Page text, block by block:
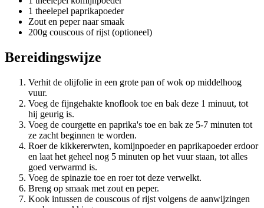
1 theelepel paprikapoeder
Zout en peper naar smaak
200g couscous of rijst (optioneel)
Bereidingswijze
Verhit de olijfolie in een grote pan of wok op middelhoog
vuur.
Voeg de fijngehakte knoflook toe en bak deze 1 minuut, tot
hij geurig is.
Voeg de courgette en paprika's toe en bak ze 5-7 minuten tot
ze zacht beginnen te worden.
Roer de kikkererwten, komijnpoeder en paprikapoeder erdoor
en laat het geheel nog 5 minuten op het vuur staan, tot alles
goed verwarmd is.
Voeg de spinazie toe en roer tot deze verwelkt.
Breng op smaak met zout en peper.
Kook intussen de couscous of rijst volgens de aanwijzingen